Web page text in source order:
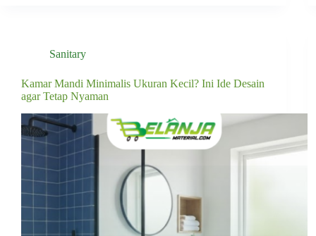
Sanitary
Kamar Mandi Minimalis Ukuran Kecil? Ini Ide Desain
agar Tetap Nyaman